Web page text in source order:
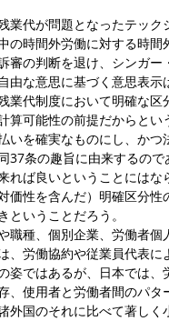
業代が問題となったテック
の時間外労働に対する時
審の判断を退け、シンガ
由な意思に基づく意思表示
業代制度において明確な区
算可能性の前提だからとい
いを確実なものにし、か
37条の趣旨に由来するので
れば良いということには
価性を含んだ）明確区分
ということだろう。
職種、個別企業、労働者個
、労働協約や従業員代表
姿ではあるが、日本では
、使用者と労働者間のパ
外国のそれに比べて著し